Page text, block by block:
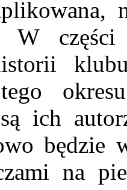
W części
ich
będzie
na